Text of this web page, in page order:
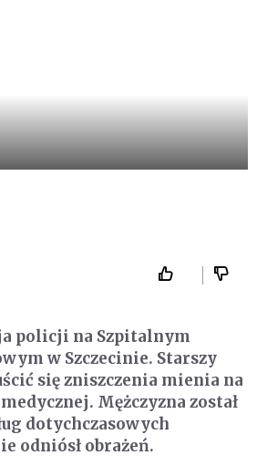
policji na Szpitalnym
w Szczecinie. Starszy
się zniszczenia mienia na
Mężczyzna został
dotychczasowych
odniósł obrażeń.